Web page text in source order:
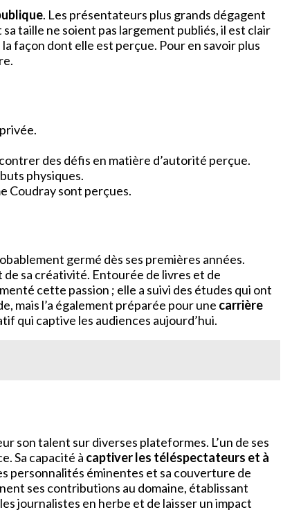
. Les présentateurs plus grands dégagent
taille ne soient pas largement publiés, il est clair
façon dont elle est perçue. Pour en savoir plus
des défis en matière d’autorité perçue.
physiques.
Coudray sont perçues.
germé dès ses premières années.
sa créativité. Entourée de livres et de
cette passion ; elle a suivi des études qui ont
mais l’a également préparée pour une carrière
qui captive les audiences aujourd’hui.
son talent sur diverses plateformes. L’un de ses
Sa capacité à captiver les téléspectateurs et à
personnalités éminentes et sa couverture de
ses contributions au domaine, établissant
journalistes en herbe et de laisser un impact